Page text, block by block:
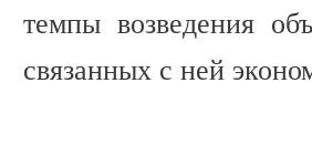
темпы возведения
связанных с ней